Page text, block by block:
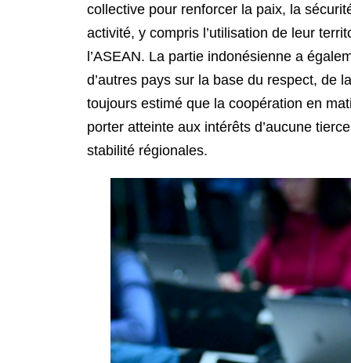
collective pour renforcer la paix, la
activité, y compris l’utilisation de leur
l’ASEAN. La partie indonésienne a
d’autres pays sur la base du respect, de
toujours estimé que la coopération en
porter atteinte aux intérêts d’aucune
stabilité régionales.